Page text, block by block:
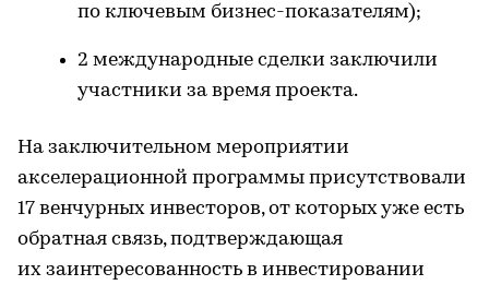
по ключевым бизнес-показателям);
2 международные сделки заключили
участники за время проекта.
На заключительном мероприятии
акселерационной программы присутствовали
17 венчурных инвесторов, от которых уже есть
обратная связь, подтверждающая
их заинтересованность в инвестировании